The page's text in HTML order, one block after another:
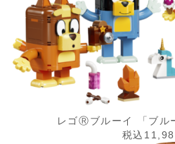
レゴⓇブルーイ 「ブル
税込